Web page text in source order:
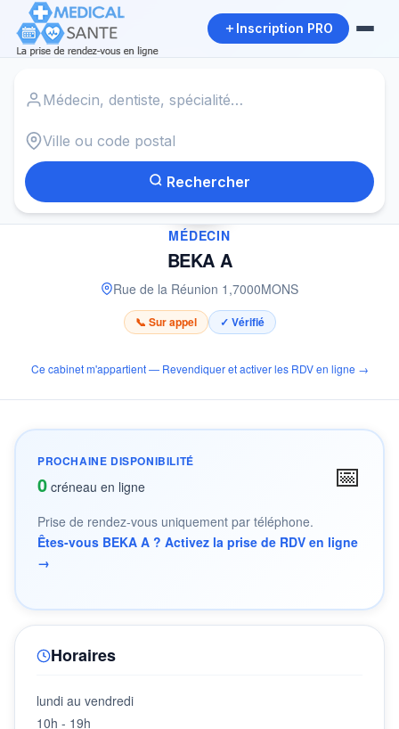
Inscription PRO
Rechercher
✓
MÉDECIN
BEKA A
Rue de la Réunion 1 ,7000MONS
📞 Sur appel ✓ Vérifié
Ce cabinet m'appartient — Revendiquer et activer les RDV en ligne →
PROCHAINE DISPONIBILITÉ
0 créneau en ligne 📅
Prise de rendez-vous uniquement par téléphone.
Êtes-vous BEKA A ? Activez la prise de RDV en ligne
→
Horaires
lundi au vendredi
10h - 19h